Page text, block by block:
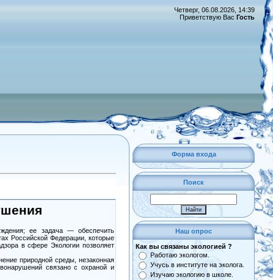
Четверг, 06.08.2026, 14:39
Приветствую Вас Гость
ее задача — обеспечить
Российской Федерации, которые
в сфере Экологии позволяет
природной среды, незаконная
связано с охраной и
Форма входа
Поиск
Наш опрос
Как вы связаны экологией ?
Работаю экологом.
Учусь в институте на эколога.
Изучаю экологию в школе.